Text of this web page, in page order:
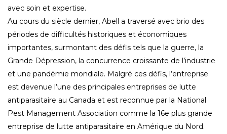
avec soin et expertise.
Au cours du siècle dernier, Abell a traversé avec brio des
périodes de difficultés historiques et économiques
importantes, surmontant des défis tels que la guerre, la
Grande Dépression, la concurrence croissante de l’industrie
et une pandémie mondiale. Malgré ces défis, l’entreprise
est devenue l’une des principales entreprises de lutte
antiparasitaire au Canada et est reconnue par la National
Pest Management Association comme la 16e plus grande
entreprise de lutte antiparasitaire en Amérique du Nord.